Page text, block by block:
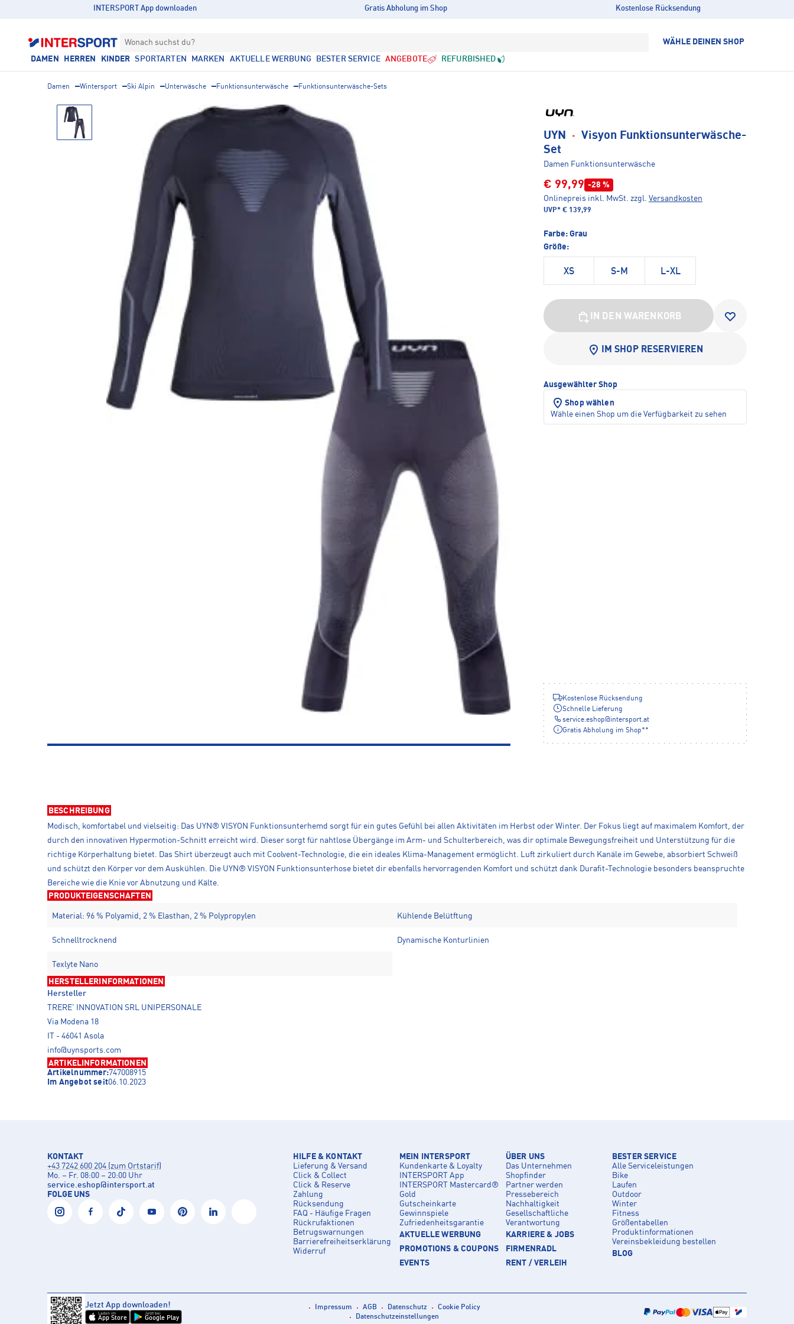
INTERSPORT App downloaden Gratis Abholung im Shop Kostenlose Rücksendung
Wonach suchst du? WÄHLE DEINEN SHOP
DAMEN HERREN KINDER SPORTARTEN MARKEN AKTUELLE WERBUNG BESTER SERVICE ANGEBOTE REFURBISHED
Damen Wintersport Ski Alpin Unterwäsche Funktionsunterwäsche Funktionsunterwäsche-Sets
UYN · Visyon Funktionsunterwäsche-
Set
Damen Funktionsunterwäsche
€ 99,99 -28 %
Onlinepreis inkl. MwSt. zzgl. Versandkosten
UVP* € 139,99
Farbe: Grau
Größe:
XS S-M L-XL
IN DEN WARENKORB
IM SHOP RESERVIEREN
Ausgewählter Shop
Shop wählen
Wähle einen Shop um die Verfügbarkeit zu sehen
Kostenlose Rücksendung
Schnelle Lieferung
service.eshop@intersport.at
Gratis Abholung im Shop**
BESCHREIBUNG
Modisch, komfortabel und vielseitig: Das UYN® VISYON Funktionsunterhemd sorgt für ein gutes Gefühl bei allen Aktivitäten im Herbst oder Winter. Der Fokus liegt auf maximalem Komfort, der
durch den innovativen Hypermotion-Schnitt erreicht wird. Dieser sorgt für nahtlose Übergänge im Arm- und Schulterbereich, was dir optimale Bewegungsfreiheit und Unterstützung für die
richtige Körperhaltung bietet. Das Shirt überzeugt auch mit Coolvent-Technologie, die ein ideales Klima-Management ermöglicht. Luft zirkuliert durch Kanäle im Gewebe, absorbiert Schweiß
und schützt den Körper vor dem Auskühlen. Die UYN® VISYON Funktionsunterhose bietet dir ebenfalls hervorragenden Komfort und schützt dank Durafit-Technologie besonders beanspruchte
Bereiche wie die Knie vor Abnutzung und Kälte.
PRODUKTEIGENSCHAFTEN
Material: 96 % Polyamid, 2 % Elasthan, 2 % Polypropylen Kühlende Belütftung
Schnelltrocknend Dynamische Konturlinien
Texlyte Nano
HERSTELLERINFORMATIONEN
Hersteller
TRERE' INNOVATION SRL UNIPERSONALE
Via Modena 18
IT - 46041 Asola
info@uynsports.com
ARTIKELINFORMATIONEN
Artikelnummer:747008915
Im Angebot seit06.10.2023
KONTAKT
+43 7242 600 204 (zum Ortstarif)
Mo. – Fr. 08:00 – 20:00 Uhr
service.eshop@intersport.at
FOLGE UNS
HILFE & KONTAKT
Lieferung & Versand
Click & Collect
Click & Reserve
Zahlung
Rücksendung
FAQ - Häufige Fragen
Rückrufaktionen
Betrugswarnungen
Barrierefreiheitserklärung
Widerruf
MEIN INTERSPORT
Kundenkarte & Loyalty
INTERSPORT App
INTERSPORT Mastercard®
Gold
Gutscheinkarte
Gewinnspiele
Zufriedenheitsgarantie
AKTUELLE WERBUNG
PROMOTIONS & COUPONS
EVENTS
ÜBER UNS
Das Unternehmen
Shopfinder
Partner werden
Pressebereich
Nachhaltigkeit
Gesellschaftliche
Verantwortung
KARRIERE & JOBS
FIRMENRADL
RENT / VERLEIH
BESTER SERVICE
Alle Serviceleistungen
Bike
Laufen
Outdoor
Winter
Fitness
Größentabellen
Produktinformationen
Vereinsbekleidung bestellen
BLOG
Jetzt App downloaden!
Laden im
App Store
Jetzt bei
Google Play
Impressum AGB Datenschutz
Cookie Policy
Datenschutzeinstellungen